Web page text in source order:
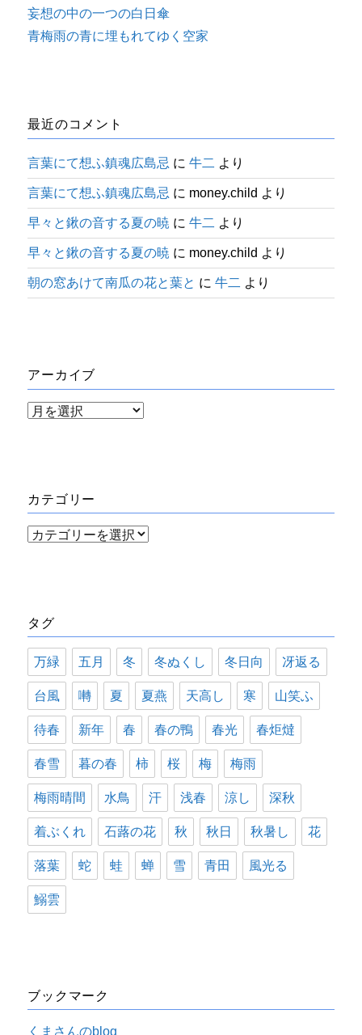
妄想の中の一つの白日傘
青梅雨の青に埋もれてゆく空家
最近のコメント
言葉にて想ふ鎮魂広島忌 に牛二 より
言葉にて想ふ鎮魂広島忌 に money.child より
早々と鍬の音する夏の暁 に牛二 より
早々と鍬の音する夏の暁 に money.child より
朝の窓あけて南瓜の花と葉と に牛二 より
アーカイブ
ア
ブ
カテゴリー
カ
ー
タグ
万緑 五月 冬 冬ぬくし 冬日向 冴返る
台風 囀 夏 夏燕 天高し 寒 山笑ふ
待春 新年 春 春の鴨 春光 春炬燵
春雪 暮の春 柿 桜 梅 梅雨
梅雨晴間 水鳥 汗 浅春 涼し 深秋
着ぶくれ 石蕗の花 秋 秋日 秋暑し 花
落葉 蛇 蛙 蝉 雪 青田 風光る
鰯雲
ブックマーク
くまさんのblog